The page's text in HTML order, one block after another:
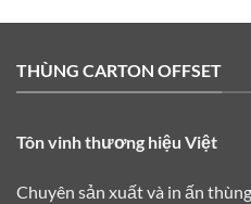
THÙNG CARTON OFFSET
Tôn vinh thương hiệu Việt
Chuyên sản xuất và in ấn